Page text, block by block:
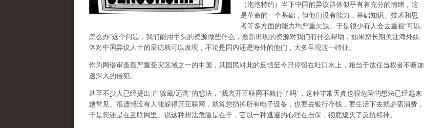
（泡泡特约） 当下中国的异议群体似乎有着充分的情绪，这
是革命的一个基础，但他们没有能力，基础知识、技术和思
考等多方面的能力均严重欠缺。于是很少有人会去重视“可以
怎么办”这个问题，我们能用手头的资源做些什么，最新出现的资源对我们有什么帮助，如果您长期关注海外媒
体对中国异议人士的采访就可以发现，不论是国内还是海外的他们，大多呈现这一特征。
作为网络审查最严重受灾区域之一的中国，其国民对此的反馈至今只停留在吐口水上，相当于放任当权者不断加
速深入的侵犯。
甚至不少人已经提出了“躲藏/远离”的想法，“我离开互联网不就行了吗”，这种非常天真也很危险的想法已经越来
越常见。很遗憾没有人能躲得开互联网，就算您扔掉所有电子设备，也要去银行存钱，要生活下去就必需消费，
于是您还是在互联网里。说这种想法危险是在于，它以一种逃避的心理在自保，彻底熄灭了反抗精神。